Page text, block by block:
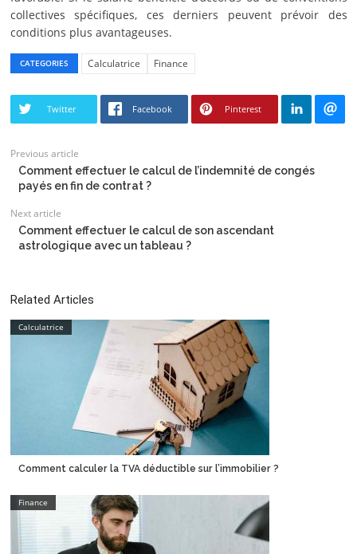
collectives spécifiques, ces derniers peuvent prévoir des
conditions plus avantageuses.
CATEGORIES Calculatrice Finance
Twitter Facebook Pinterest
Previous article
Comment effectuer le calcul de l’indemnité de congés
payés en fin de contrat ?
Next article
Comment effectuer le calcul de son ascendant
astrologique avec un tableau ?
Related Articles
Calculatrice
Comment calculer la TVA déductible sur l’immobilier ?
Finance